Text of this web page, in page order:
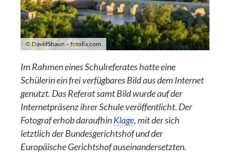
© DavidShaun – fotolia.com
Im Rahmen eines Schulreferates hatte eine
Schülerin ein frei verfügbares Bild aus dem Internet
genutzt. Das Referat samt Bild wurde auf der
Internetpräsenz ihrer Schule veröffentlicht. Der
Fotograf erhob daraufhinKlage, mit der sich
letztlich der Bundesgerichtshof und der
Europäische Gerichtshof auseinandersetzten.